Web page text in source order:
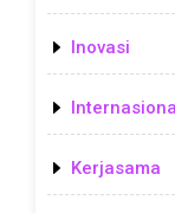
Inovasi
Internasional
Kerjasama